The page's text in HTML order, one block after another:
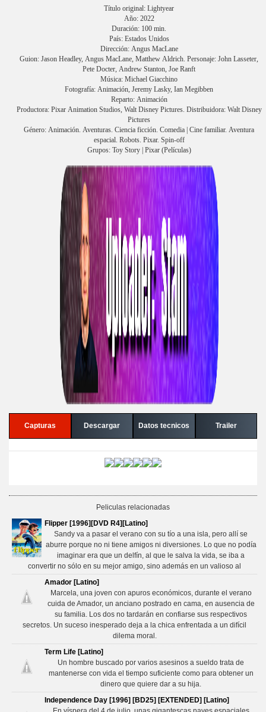
Título original: Lightyear
Año: 2022
Duración: 100 min.
País: Estados Unidos
Dirección: Angus MacLane
Guion: Jason Headley, Angus MacLane, Matthew Aldrich. Personaje: John Lasseter,
Pete Docter, Andrew Stanton, Joe Ranft
Música: Michael Giacchino
Fotografía: Animación, Jeremy Lasky, Ian Megibben
Reparto: Animación
Productora: Pixar Animation Studios, Walt Disney Pictures. Distribuidora: Walt Disney
Pictures
Género: Animación. Aventuras. Ciencia ficción. Comedia | Cine familiar. Aventura
espacial. Robots. Pixar. Spin-off
Grupos: Toy Story | Pixar (Películas)
Capturas Descargar Datos tecnicos Trailer
Peliculas relacionadas
Flipper [1996][DVD R4][Latino]
Sandy va a pasar el verano con su tío a una isla, pero allí se
aburre porque no ni tiene amigos ni diversiones. Lo que no podía
imaginar era que un delfín, al que le salva la vida, se iba a
convertir no sólo en su mejor amigo, sino además en un valioso al
Amador [Latino]
Marcela, una joven con apuros económicos, durante el verano
cuida de Amador, un anciano postrado en cama, en ausencia de
su familia. Los dos no tardarán en confiarse sus respectivos
secretos. Un suceso inesperado deja a la chica enfrentada a un difícil
dilema moral.
Term Life [Latino]
Un hombre buscado por varios asesinos a sueldo trata de
mantenerse con vida el tiempo suficiente como para obtener un
dinero que quiere dar a su hija.
Independence Day [1996] [BD25] [EXTENDED] [Latino]